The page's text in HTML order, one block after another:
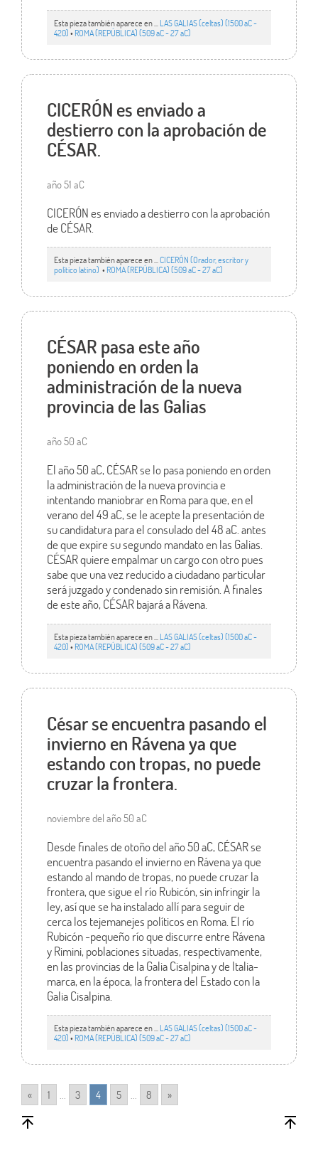
Esta pieza también aparece en ... LAS GALIAS (celtas) (1500 aC -
420)• ROMA (REPÚBLICA) (509 aC - 27 aC)
CICERÓN es enviado a
destierro con la aprobación de
CÉSAR.
año 51 aC
CICERÓN es enviado a destierro con la aprobación
de CÉSAR.
Esta pieza también aparece en ... CICERÓN (Orador, escritor y
político latino) • ROMA (REPÚBLICA) (509 aC - 27 aC)
CÉSAR pasa este año
poniendo en orden la
administración de la nueva
provincia de las Galias
año 50 aC
El año 50 aC, CÉSAR se lo pasa poniendo en orden
la administración de la nueva provincia e
intentando maniobrar en Roma para que, en el
verano del 49 aC, se le acepte la presentación de
su candidatura para el consulado del 48 aC. antes
de que expire su segundo mandato en las Galias.
CÉSAR quiere empalmar un cargo con otro pues
sabe que una vez reducido a ciudadano particular
será juzgado y condenado sin remisión. A finales
de este año, CÉSAR bajará a Rávena.
Esta pieza también aparece en ... LAS GALIAS (celtas) (1500 aC -
420)• ROMA (REPÚBLICA) (509 aC - 27 aC)
César se encuentra pasando el
invierno en Rávena ya que
estando con tropas, no puede
cruzar la frontera.
noviembre del año 50 aC
Desde finales de otoño del año 50 aC, CÉSAR se
encuentra pasando el invierno en Rávena ya que
estando al mando de tropas, no puede cruzar la
frontera, que sigue el río Rubicón, sin infringir la
ley, así que se ha instalado allí para seguir de
cerca los tejemanejes políticos en Roma. El río
Rubicón -pequeño río que discurre entre Rávena
y Rimini, poblaciones situadas, respectivamente,
en las provincias de la Galia Cisalpina y de Italia-
marca, en la época, la frontera del Estado con la
Galia Cisalpina.
Esta pieza también aparece en ... LAS GALIAS (celtas) (1500 aC -
420)• ROMA (REPÚBLICA) (509 aC - 27 aC)
« 1 ... 3 4 5 ... 8 »